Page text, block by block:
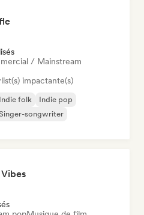
/ Mainstream
impactante(s)
Indie folk
Indie pop
songwriter